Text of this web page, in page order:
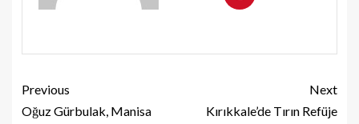
Previous
Oğuz Gürbulak, Manisa
Next
Kırıkkale’de Tırın Refüje